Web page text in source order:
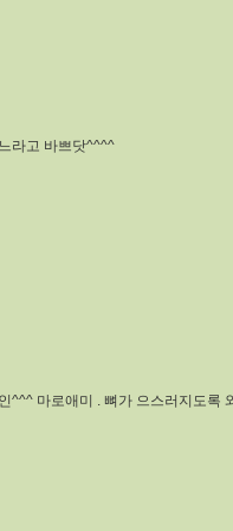
라고 바쁘닷^^^^
^^^ 마로애미 . 뼈가 으스러지도록